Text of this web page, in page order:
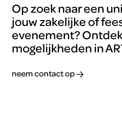
Op zoek naar een
jouw zakelijke of
evenement?
mogelijkheden in
neem contact op